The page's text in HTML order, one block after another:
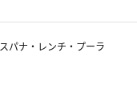
スパナ・レンチ・プーラ